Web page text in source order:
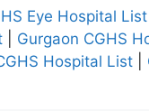
Eye Hospital List
Gurgaon CGHS
Hospital List